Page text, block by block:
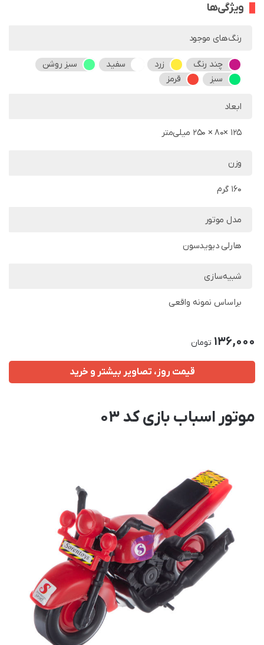
ویژگی‌ها
رنگ‌های موجود
چند رنگ زرد سفید
سبز روشن
سبز
قرمز
ابعاد
125 ×80 × 250 میلی‌متر
وزن
160 گرم
مدل موتور
هارلی دیویدسون
شبیه‌سازی
براساس نمونه واقعی
136,000 تومان
قیمت روز، تصاویر بیشتر و خرید
موتور اسباب بازی کد 03